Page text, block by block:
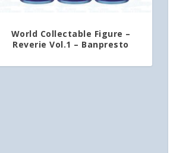
World Collectable Figure –
Reverie Vol.1 – Banpresto